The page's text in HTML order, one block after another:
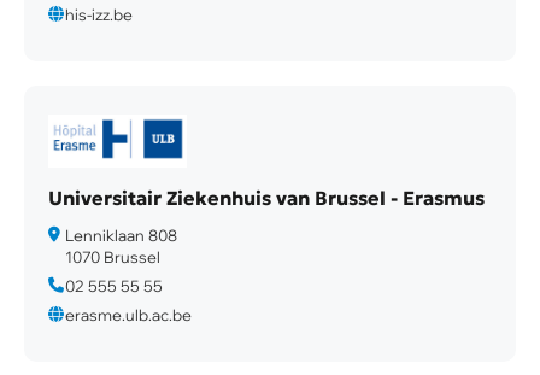
his-izz.be
Universitair Ziekenhuis van Brussel - Erasmus
Lenniklaan 808
1070 Brussel
02 555 55 55
erasme.ulb.ac.be